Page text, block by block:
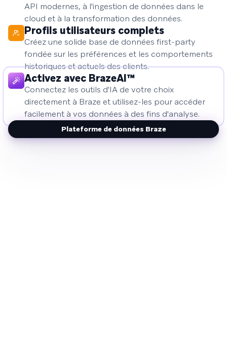
API modernes, à l'ingestion de données dans le
cloud et à la transformation des données.
Profils utilisateurs complets
Créez une solide base de données first-party
fondée sur les préférences et les comportements
historiques et actuels des clients.
Activez avec BrazeAI™
Connectez les outils d'IA de votre choix
directement à Braze et utilisez-les pour accéder
facilement à vos données à des fins d'analyse.
Plateforme de données Braze